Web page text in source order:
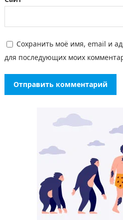
Сохранить моё имя, email и
для последующих моих